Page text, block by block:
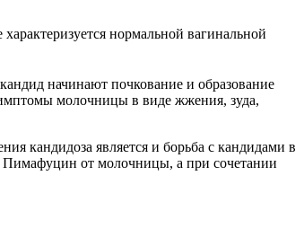
нормальной вагинальной
начинают почкование и образование
молочницы в виде жжения, зуда,
кандидоза является и борьба с кандидами в
Пимафуцин от молочницы, а при сочетании